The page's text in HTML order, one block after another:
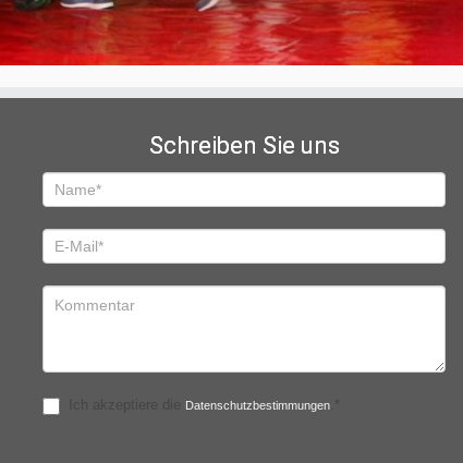
Schreiben Sie uns
Schreiben
Sie
uns
Datenschutzbestimmungen